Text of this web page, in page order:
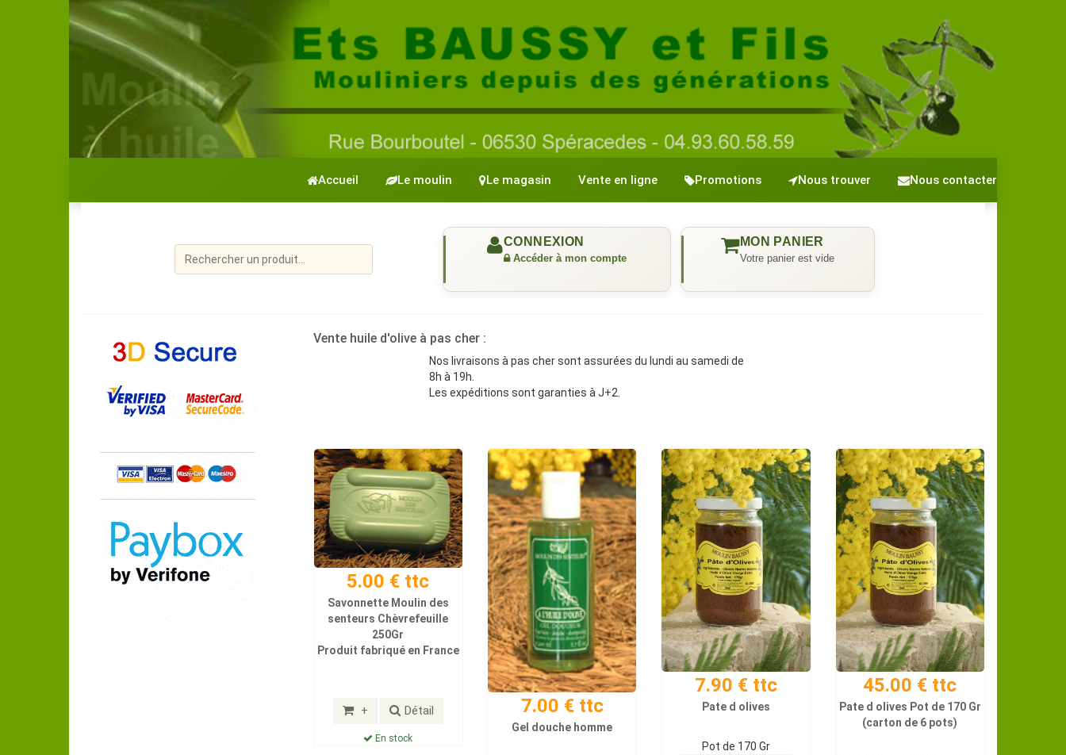
Accueil Le moulin Le magasin Vente en ligne Promotions Nous trouver Nous contacter
Vente huile d'olive à pas cher :
Nos livraisons à pas cher sont assurées du lundi au samedi de
8h à 19h.
Les expéditions sont garanties à J+2.
5.00 € ttc
Savonnette Moulin des
senteurs Chèvrefeuille
250Gr
Produit fabriqué en France
+ Détail
En stock
7.00 € ttc
Gel douche homme
7.90 € ttc
Pate d olives
Pot de 170 Gr
45.00 € ttc
Pate d olives Pot de 170 Gr
(carton de 6 pots)